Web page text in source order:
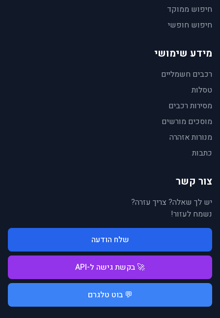
חיפוש ממוקד
חיפוש חופשי
מידע שימושי
רכבים חשמליים
טסלות
מסירות רכבים
מוסכים מורשים
מנורות אזהרה
כתבות
צור קשר
יש לך שאלה? צריך עזרה?
נשמח לעזור!
שלח הודעה
🚀 בקשת גישה ל-API
💬 בוט טלגרם